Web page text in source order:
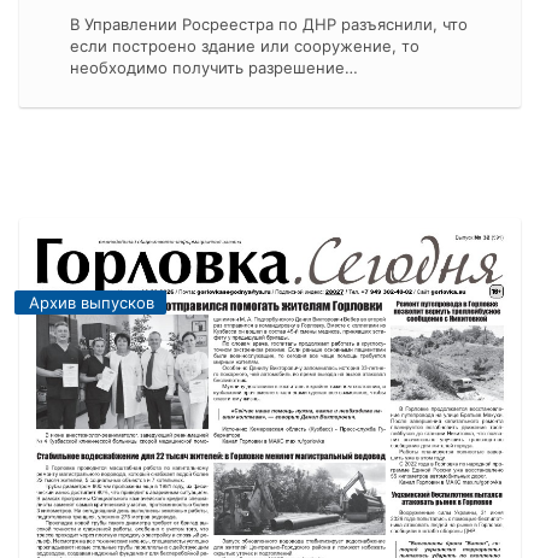
В Управлении Росреестра по ДНР разъяснили, что
если построено здание или сооружение, то
необходимо получить разрешение…
Архив выпусков